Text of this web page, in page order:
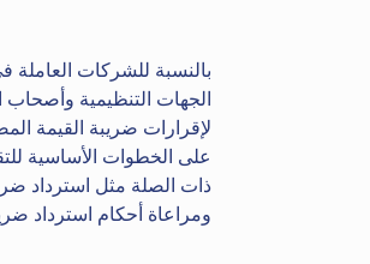
بالنسبة للشركات العاملة
الجهات التنظيمية
لإقرارات ضريبة القيمة
على الخطوات الأساسية
ذات الصلة مثل استرداد
ومراعاة أحكام استرداد